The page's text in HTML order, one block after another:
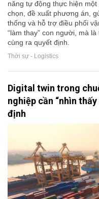
năng tự động thực hiện
chọn, đề xuất phương án,
thống và hỗ trợ điều phối
“làm thay” con người, mà
cùng ra quyết định.
Thời sự - Logistics
Digital twin trong
nghiệp cần “nhìn
định